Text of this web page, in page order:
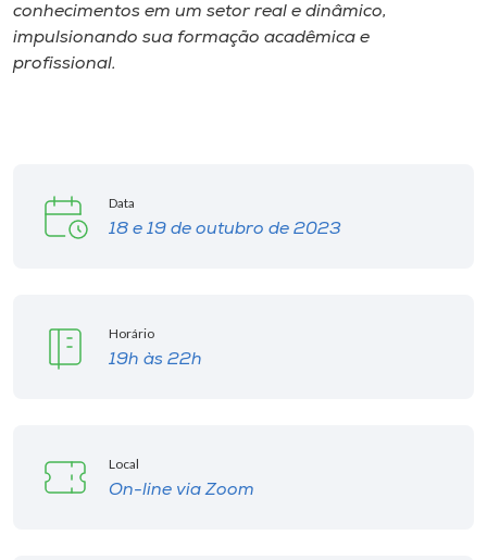
conhecimentos em um setor real e dinâmico,
impulsionando sua formação acadêmica e
profissional.
Data
18 e 19 de outubro de 2023
Horário
19h às 22h
Local
On-line via Zoom